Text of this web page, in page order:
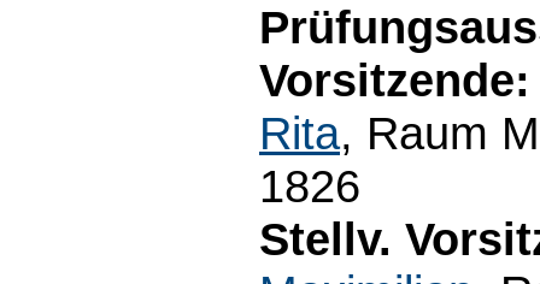
Vorsitzende:
Rita, Raum
1826
Stellv.